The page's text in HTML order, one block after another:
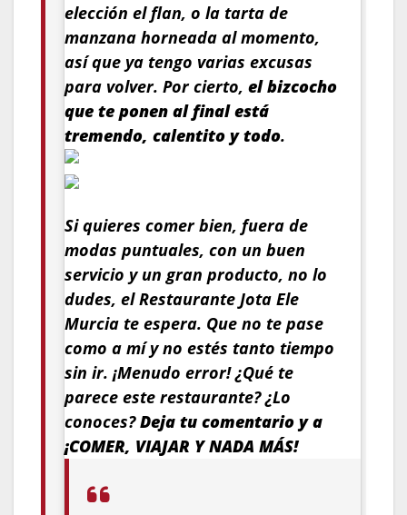
elección el flan, o la tarta de
manzana horneada al momento,
así que ya tengo varias excusas
para volver. Por cierto, el bizcocho
que te ponen al final está
tremendo, calentito y todo.
Si quieres comer bien, fuera de
modas puntuales, con un buen
servicio y un gran producto, no lo
dudes, el Restaurante Jota Ele
Murcia te espera. Que no te pase
como a mí y no estés tanto tiempo
sin ir. ¡Menudo error! ¿Qué te
parece este restaurante? ¿Lo
conoces?Deja tu comentario y a
¡COMER, VIAJAR Y NADA MÁS!